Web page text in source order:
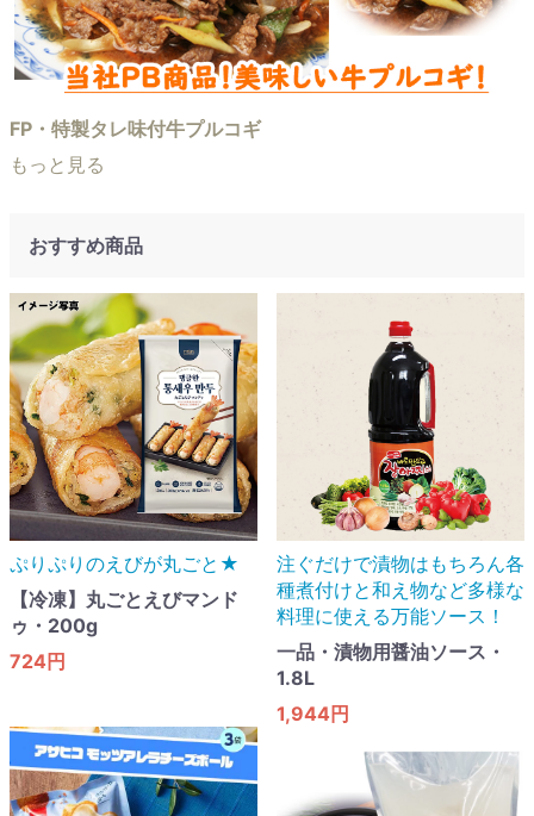
FP・特製タレ味付牛プルコギ
もっと見る
おすすめ商品
ぷりぷりのえびが丸ごと★
【冷凍】丸ごとえびマンド
ゥ・200g
724円
注ぐだけで漬物はもちろん各
種煮付けと和え物など多様な
料理に使える万能ソース！
一品・漬物用醤油ソース・
1.8L
1,944円